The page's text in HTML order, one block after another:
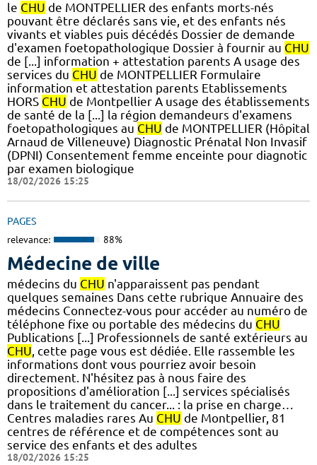
le CHU de MONTPELLIER des enfants morts-nés
pouvant être déclarés sans vie, et des enfants nés
vivants et viables puis décédés Dossier de demande
d'examen foetopathologique Dossier à fournir au CHU
de [...] information + attestation parents A usage des
services du CHU de MONTPELLIER Formulaire
information et attestation parents Etablissements
HORS CHU de Montpellier A usage des établissements
de santé de la [...] la région demandeurs d'examens
foetopathologiques au CHU de MONTPELLIER (Hôpital
Arnaud de Villeneuve) Diagnostic Prénatal Non Invasif
(DPNI) Consentement femme enceinte pour diagnotic
par examen biologique
18/02/2026 15:25
PAGES
relevance: 88%
Médecine de ville
médecins du CHU n'apparaissent pas pendant
quelques semaines Dans cette rubrique Annuaire des
médecins Connectez-vous pour accéder au numéro de
téléphone fixe ou portable des médecins du CHU
Publications [...] Professionnels de santé extérieurs au
CHU , cette page vous est dédiée. Elle rassemble les
informations dont vous pourriez avoir besoin
directement. N'hésitez pas à nous faire des
propositions d'amélioration [...] services spécialisés
dans le traitement du cancer... : la prise en charge…
Centres maladies rares Au CHU de Montpellier, 81
centres de référence et de compétences sont au
service des enfants et des adultes
18/02/2026 15:25